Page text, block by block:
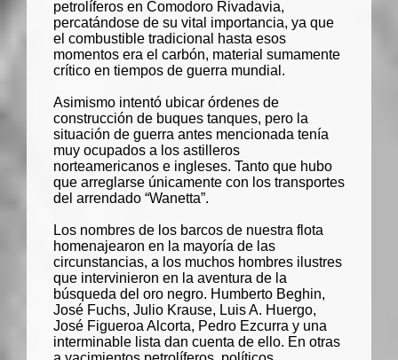
petrolíferos en Comodoro Rivadavia,
percatándose de su vital importancia, ya que
el combustible tradicional hasta esos
momentos era el carbón, material sumamente
crítico en tiempos de guerra mundial.
Asimismo intentó ubicar órdenes de
construcción de buques tanques, pero la
situación de guerra antes mencionada tenía
muy ocupados a los astilleros
norteamericanos e ingleses. Tanto que hubo
que arreglarse únicamente con los transportes
del arrendado “Wanetta”.
Los nombres de los barcos de nuestra flota
homenajearon en la mayoría de las
circunstancias, a los muchos hombres ilustres
que intervinieron en la aventura de la
búsqueda del oro negro. Humberto Beghin,
José Fuchs, Julio Krause, Luis A. Huergo,
José Figueroa Alcorta, Pedro Ezcurra y una
interminable lista dan cuenta de ello. En otras